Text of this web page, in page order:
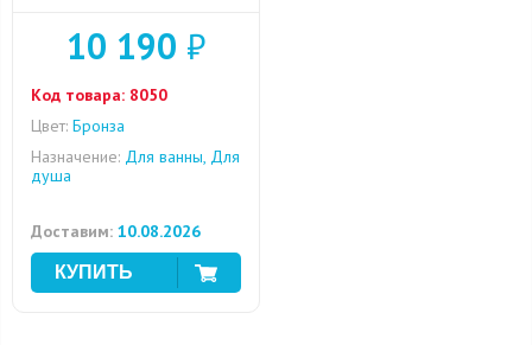
10 190 ₽
Код товара: 8050
Цвет: Бронза
Назначение: Для ванны, Для
душа
Доставим: 10.08.2026